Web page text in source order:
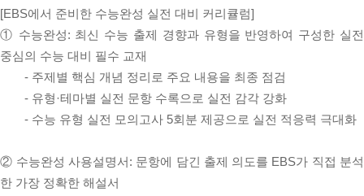
[EBS에서 준비한 수능완성 실전 대비 커리큘럼]
① 수능완성: 최신 수능 출제 경향과 유형을 반영하여 구성한 실전
중심의 수능 대비 필수 교재
- 주제별 핵심 개념 정리로 주요 내용을 최종 점검
- 유형·테마별 실전 문항 수록으로 실전 감각 강화
- 수능 유형 실전 모의고사 5회분 제공으로 실전 적응력 극대화
② 수능완성 사용설명서: 문항에 담긴 출제 의도를 EBS가 직접 분석
한 가장 정확한 해설서